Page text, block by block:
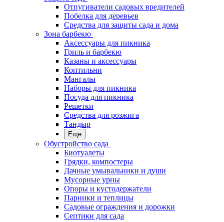
Отпугиватели садовых вредителей
Побелка для деревьев
Средства для защиты сада и дома
Зона барбекю
Аксессуары для пикника
Гриль и барбекю
Казаны и аксессуары
Коптильни
Мангалы
Наборы для пикника
Посуда для пикника
Решетки
Средства для розжига
Тандыр
Еще
Обустройство сада
Биотуалеты
Грядки, компостеры
Дачные умывальники и души
Мусорные урны
Опоры и кустодержатели
Парники и теплицы
Садовые ограждения и дорожки
Септики для сада